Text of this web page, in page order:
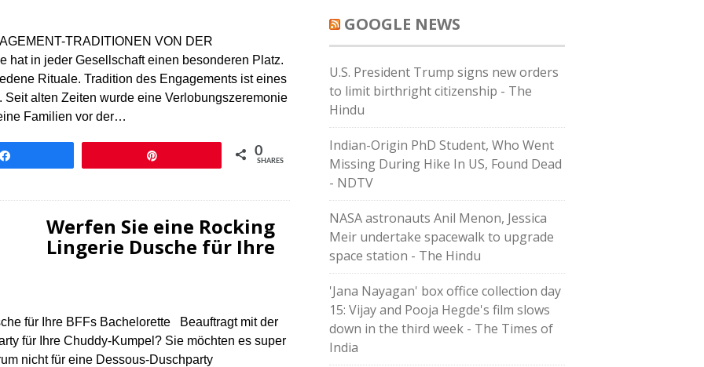
TRADITIONEN VON DER
in jeder Gesellschaft einen besonderen Platz.
Rituale. Tradition des Engagements ist eines
alten Zeiten wurde eine Verlobungszeremonie
Familien vor der…
0
SHARES
Werfen Sie eine Rocking
Lingerie Dusche für Ihre
für Ihre BFFs Bachelorette Beauftragt mit der
für Ihre Chuddy-Kumpel? Sie möchten es super
nicht für eine Dessous-Duschparty
GOOGLE NEWS
U.S. President Trump signs new orders
to limit birthright citizenship - The
Hindu
Indian-Origin PhD Student, Who Went
Missing During Hike In US, Found Dead
- NDTV
NASA astronauts Anil Menon, Jessica
Meir undertake spacewalk to upgrade
space station - The Hindu
'Jana Nayagan' box office collection day
15: Vijay and Pooja Hegde's film slows
down in the third week - The Times of
India